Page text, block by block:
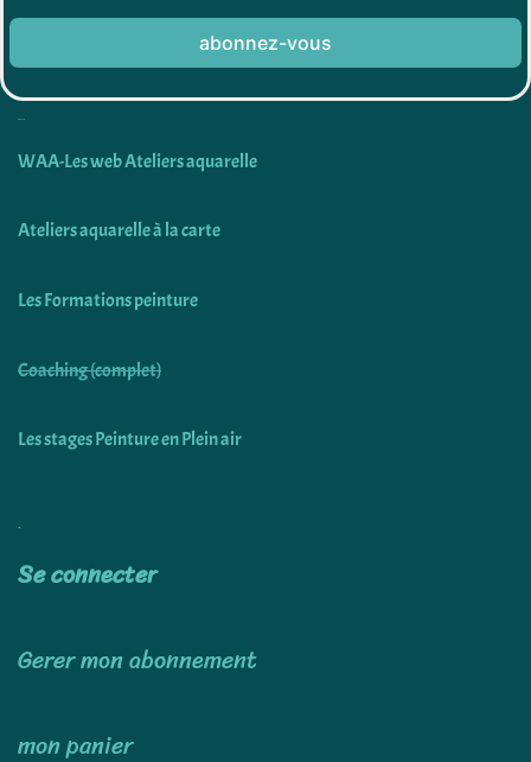
abonnez-vous
WAA-Les web Ateliers aquarelle
Ateliers aquarelle à la carte
Les Formations peinture
Coaching (complet)
Les stages Peinture en Plein air
Se connecter
Gerer mon abonnement
mon panier